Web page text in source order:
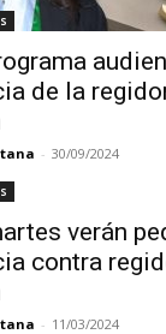
de la
- 30/09/2024
verán
contra
- 11/03/2024